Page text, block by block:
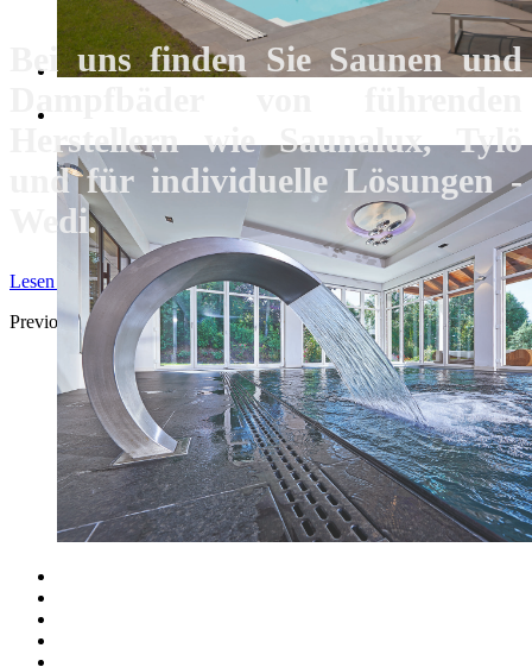
Bei uns finden Sie Saunen und
Herstellern wie Saunalux, Tylö
und für individuelle Lösungen -
Wedi.
Lesen sie mehr
Previous
Next